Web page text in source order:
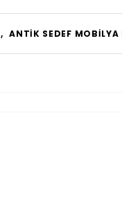
, ANTIK SEDEF MOBILYA